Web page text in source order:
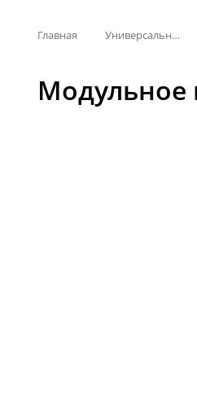
Главная Универсальные модульные покрытия
Модульное